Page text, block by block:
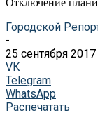
Городской
-
25 сентября 2017
VK
Telegram
WhatsApp
Распечатать